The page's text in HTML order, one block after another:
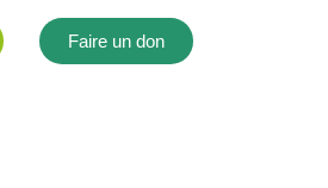
Faire un don